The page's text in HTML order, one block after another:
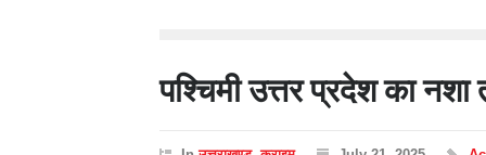
पश्चिमी उत्तर प्रदेश का